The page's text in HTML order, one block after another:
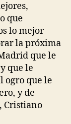
que
lo mejor
la próxima
que le
que le
ogro que le
y de
Cristiano